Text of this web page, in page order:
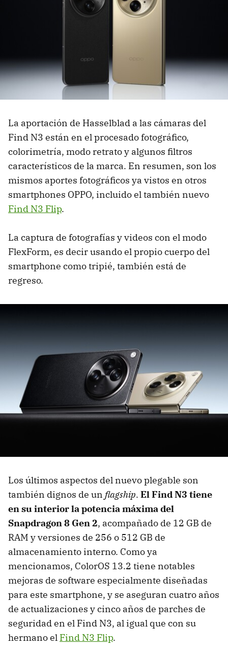
La aportación de Hasselblad a las cámaras del
Find N3 están en el procesado fotográfico,
colorimetría, modo retrato y algunos filtros
característicos de la marca. En resumen, son los
mismos aportes fotográficos ya vistos en otros
smartphones OPPO, incluido el también nuevo
Find N3 Flip.
La captura de fotografías y videos con el modo
FlexForm, es decir usando el propio cuerpo del
smartphone como tripié, también está de
regreso.
Los últimos aspectos del nuevo plegable son
también dignos de un flagship. El Find N3 tiene
en su interior la potencia máxima del
Snapdragon 8 Gen 2, acompañado de 12 GB de
RAM y versiones de 256 o 512 GB de
almacenamiento interno. Como ya
mencionamos, ColorOS 13.2 tiene notables
mejoras de software especialmente diseñadas
para este smartphone, y se aseguran cuatro años
de actualizaciones y cinco años de parches de
seguridad en el Find N3, al igual que con su
hermano el Find N3 Flip.